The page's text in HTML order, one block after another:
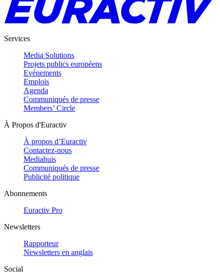
Services
Media Solutions
Projets publics européens
Evénements
Emplois
Agenda
Communiqués de presse
Members’ Circle
À Propos d'Euractiv
À propos d’Euractiv
Contactez-nous
Mediahuis
Communiqués de presse
Publicité politique
Abonnements
Euractiv Pro
Newsletters
Rapporteur
Newsletters en anglais
Social